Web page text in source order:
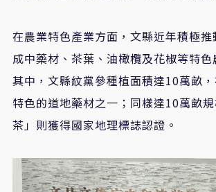
在農業特色產業方面，文縣近年積極
成中藥材、茶葉、油橄欖及花椒等特色
其中，文縣紋黨參種植面積達10萬畝
特色的道地藥材之一；同樣達10萬畝
茶」則獲得國家地理標誌認證。